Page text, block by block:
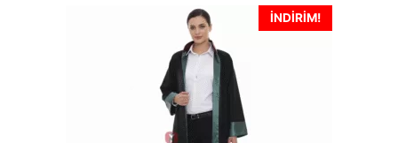
4.000,00₺.
İNDIRIM!